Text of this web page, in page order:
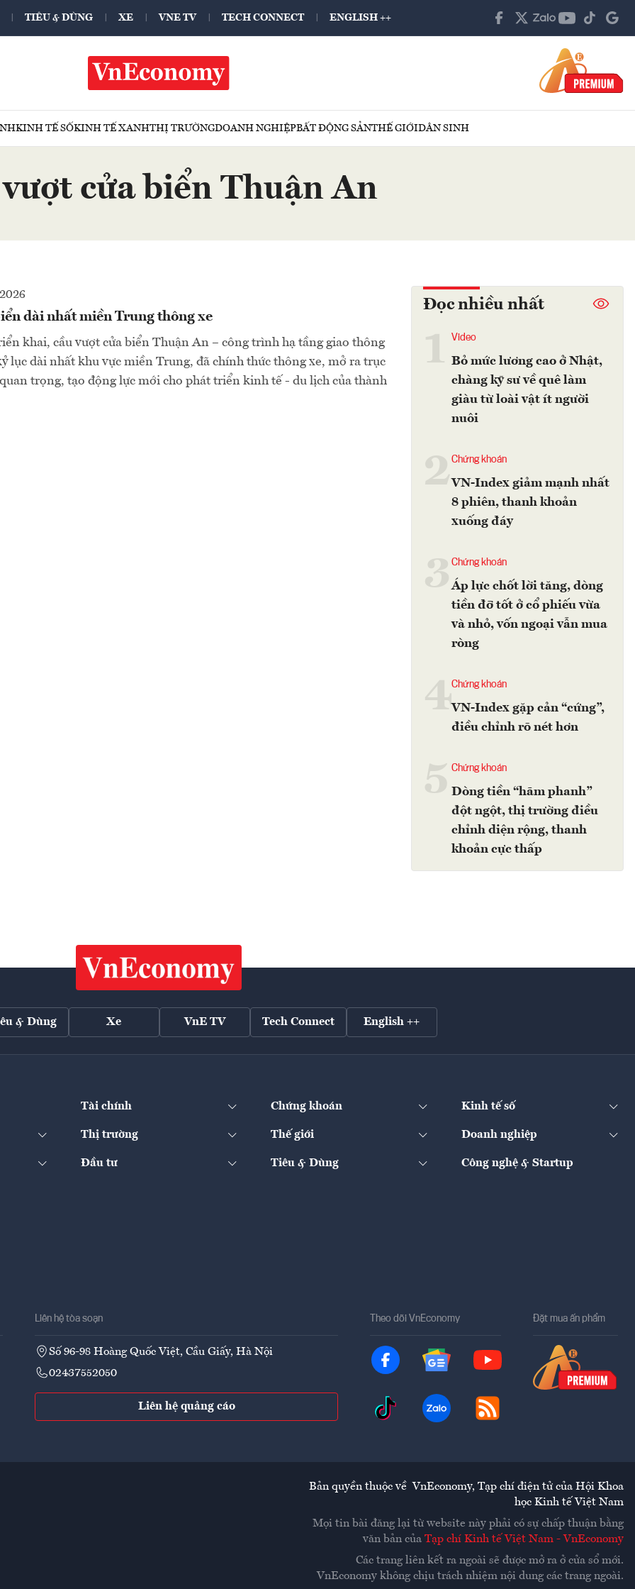
TIÊU & DÙNG XE VNE TV TECH CONNECT ENGLISH ++
KINH TẾ SỐKINH TẾ XANHTHỊ TRƯỜNGDOANH NGHIỆPBẤT ĐỘNG SẢNTHẾ GIỚIDÂN SINH
cửa biển Thuận An
dài nhất miền Trung thông xe
khai, cầu vượt cửa biển Thuận An – công trình hạ tầng giao thông
lục dài nhất khu vực miền Trung, đã chính thức thông xe, mở ra trục
trọng, tạo động lực mới cho phát triển kinh tế - du lịch của thành
Đọc nhiều nhất
Video
Bỏ mức lương cao ở Nhật,
chàng kỹ sư về quê làm
giàu từ loài vật ít người
nuôi
2Chứng khoán
VN-Index giảm mạnh nhất
8 phiên, thanh khoản
xuống đáy
Chứng khoán
Áp lực chốt lời tăng, dòng
tiền đỡ tốt ở cổ phiếu vừa
và nhỏ, vốn ngoại vẫn mua
ròng
4Chứng khoán
VN-Index gặp cản “cứng”,
điều chỉnh rõ nét hơn
Chứng khoán
Dòng tiền “hãm phanh”
đột ngột, thị trường điều
chỉnh diện rộng, thanh
khoản cực thấp
& Dùng Xe VnE TV Tech Connect English ++
Tài chính Chứng khoán Kinh tế số
Thị trường Thế giới Doanh nghiệp
Đầu tư Tiêu & Dùng Công nghệ & Startup
Liên hệ tòa soạn
Số 96-98 Hoàng Quốc Việt, Cầu Giấy, Hà Nội
02437552050
Liên hệ quảng cáo
Theo dõi VnEconomy Đặt mua ấn phẩm
Bản quyền thuộc về VnEconomy, Tạp chí điện tử của Hội Khoa
học Kinh tế Việt Nam
Mọi tin bài đăng lại từ website này phải có sự chấp thuận bằng
văn bản của Tạp chí Kinh tế Việt Nam - VnEconomy
Các trang liên kết ra ngoài sẽ được mở ra ở cửa sổ mới.
VnEconomy không chịu trách nhiệm nội dung các trang ngoài.